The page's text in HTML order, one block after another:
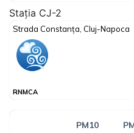
Stația CJ-2